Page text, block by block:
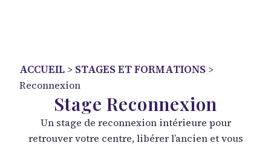
ACCUEIL > STAGES ET FORMATIONS >
Reconnexion
Stage Reconnexion
Un stage de reconnexion intérieure pour
retrouver votre centre, libérer l’ancien et vous